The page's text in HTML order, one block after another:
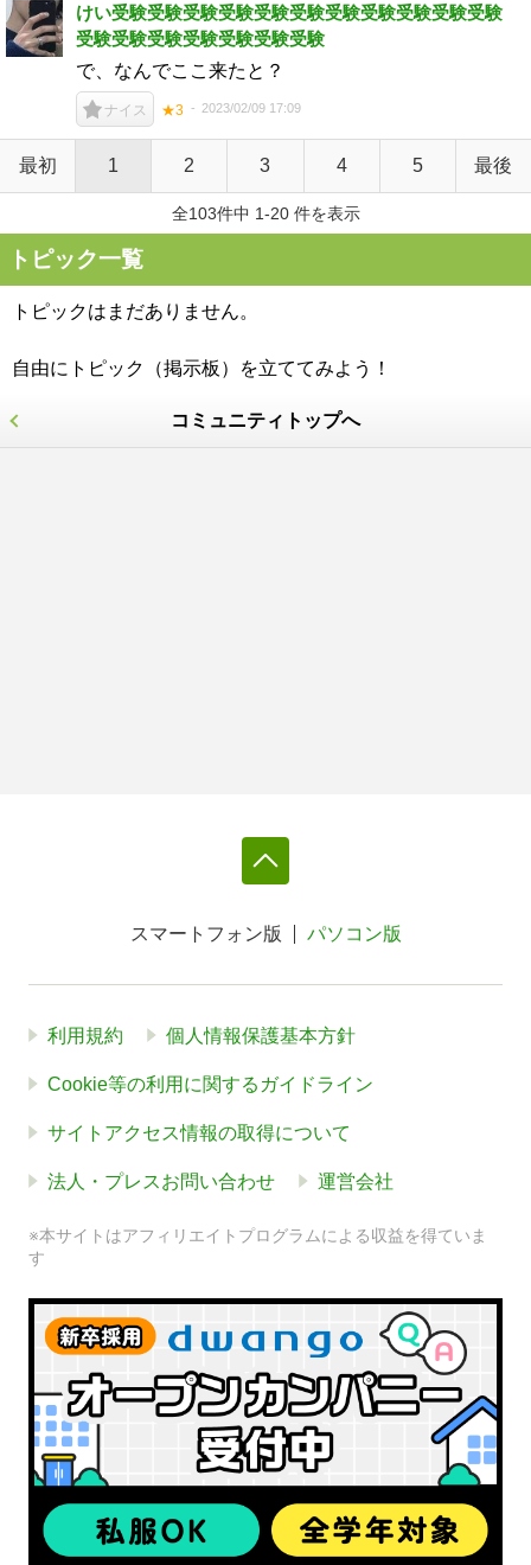
けい受験受験受験受験受験受験受験受験受験受験受験
受験受験受験受験受験受験受験
で、なんでここ来たと？
ナイス ★3 2023/02/09 17:09
最初 1 2 3 4 5 最後
全103件中 1-20 件を表示
トピック一覧
トピックはまだありません。
自由にトピック（掲示板）を立ててみよう！
コミュニティトップへ
スマートフォン版 パソコン版
利用規約 個人情報保護基本方針
Cookie等の利用に関するガイドライン
サイトアクセス情報の取得について
法人・プレスお問い合わせ 運営会社
※本サイトはアフィリエイトプログラムによる収益を得ていま
す